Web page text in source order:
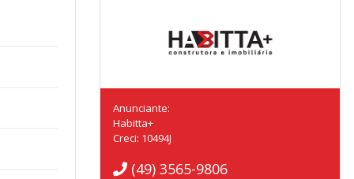
Anunciante:
Habitta+
Creci: 10494J
(49) 3565-9806